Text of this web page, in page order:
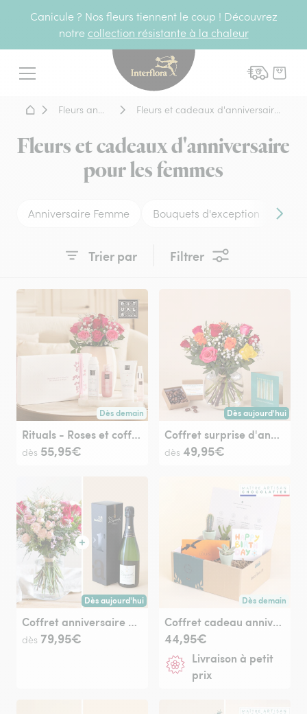
Canicule ? Nos fleurs tiennent le coup ! Découvrez
notre collection résistante à la chaleur
Menu
Interflora - livraison
Accueil - Livraison fleurs Fleurs et cadeaux d'anniversaire pour les femmes
Fleurs et cadeaux d'anniversaire
pour les femmes
Anniversaire Femme Bouquets d'exception
Trier par Filtrer
Dès demain
Livraison dès demain (pour toute commande passée
Rituals - Roses et coffret beauté
dès 55,95€
Dès aujourd'hui
Livraison dès
Coffret surprise d'anniversaire
dès 49,95€
Dès aujourd'hui
Livraison dès aujourd'hui (pour toute commande passée
Coffret anniversaire et son champagne
dès 79,95€
Dès demain
Livraison dès
Coffret cadeau anniversaire plante
44,95€
Livraison à petit
prix